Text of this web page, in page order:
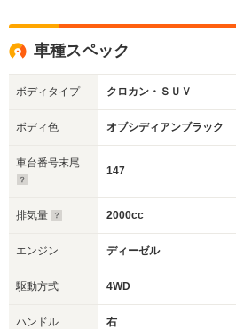
車種スペック
ボディタイプ クロカン・ＳＵＶ
ボディ色 オブシディアンブラック
車台番号末尾
147
排気量 2000cc
エンジン ディーゼル
駆動方式 4WD
ハンドル 右